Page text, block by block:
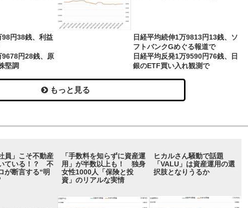
98円38銭、利益
日経平均続伸1万9813円13銭、ソ
フトバンクGめぐる報道で
9678円28銭、原
堅調
日経平均反発1万9590円76銭、日
銀のETF買い入れ観測で
もっと見る
員」こそ不動産
ている！？ 不
が断言する“明
「手数料を知らずに資産運
用」が半数以上も！ 独身
女性1000人「保険と投
資」のリアルな実情
ヒカルさん騒動で話題
「VALU」は資産運用の選
択肢となりうるか